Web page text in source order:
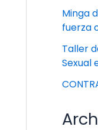
Minga
fuerza
Taller
Sexual